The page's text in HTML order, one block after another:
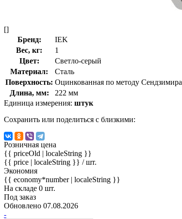
[]
Бренд:
IEK
Вес, кг:
1
Цвет:
Светло-серый
Материал:
Сталь
Поверхность: Оцинкованная по методу Сендзимира
Длина, мм:
222 мм
Единица измерения: штук
Сохранить или поделиться с близкими:
Розничная цена
{{ priceOld | localeString }}
{{ price | localeString }} / шт.
Экономия
{{ economy*number | localeString }}
На складе 0 шт.
Под заказ
Обновлено 07.08.2026
-